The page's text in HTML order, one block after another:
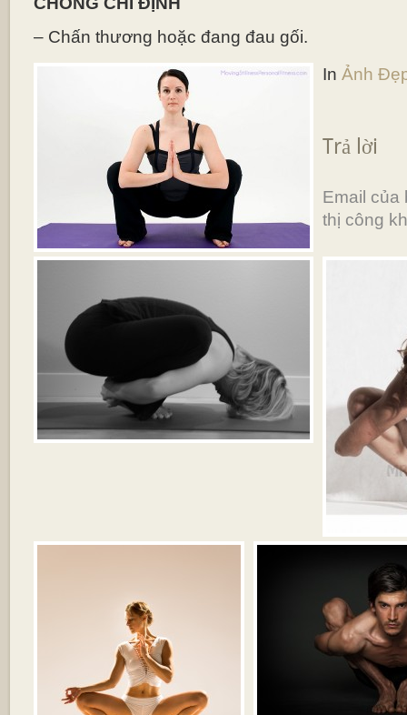
– Chấn thương hoặc đang đau gối.
In Ảnh
Trả lời
Email của
thị công